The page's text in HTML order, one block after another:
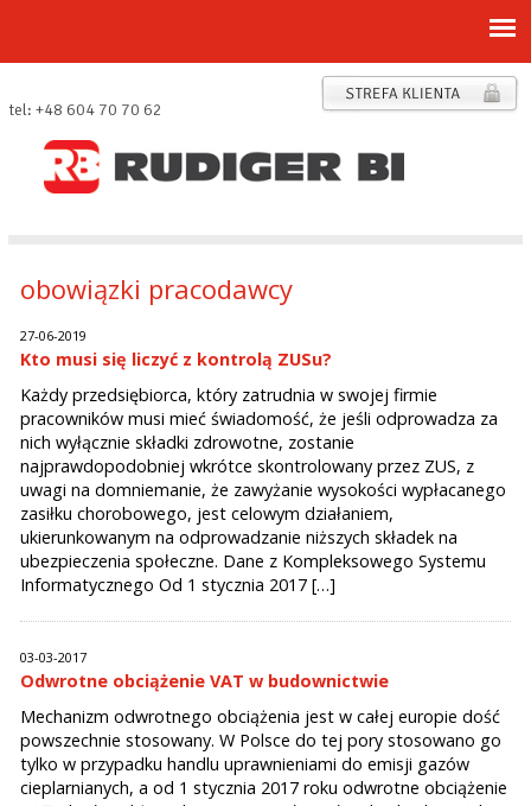
tel: +48 604 70 70 62
obowiązki pracodawcy
27-06-2019
Kto musi się liczyć z kontrolą ZUSu?
Każdy przedsiębiorca, który zatrudnia w swojej firmie
pracowników musi mieć świadomość, że jeśli odprowadza za
nich wyłącznie składki zdrowotne, zostanie
najprawdopodobniej wkrótce skontrolowany przez ZUS, z
uwagi na domniemanie, że zawyżanie wysokości wypłacanego
zasiłku chorobowego, jest celowym działaniem,
ukierunkowanym na odprowadzanie niższych składek na
ubezpieczenia społeczne. Dane z Kompleksowego Systemu
Informatycznego Od 1 stycznia 2017 […]
03-03-2017
Odwrotne obciążenie VAT w budownictwie
Mechanizm odwrotnego obciążenia jest w całej europie dość
powszechnie stosowany. W Polsce do tej pory stosowano go
tylko w przypadku handlu uprawnieniami do emisji gazów
cieplarnianych, a od 1 stycznia 2017 roku odwrotne obciążenie